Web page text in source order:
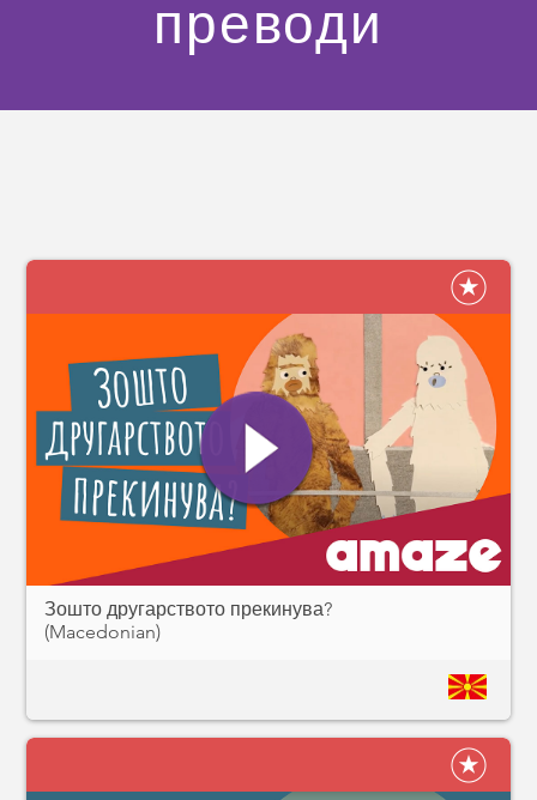
преводи
Зошто другарството прекинува?
(Macedonian)